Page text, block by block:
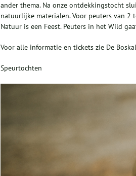
ander thema. Na onze ontdekkingstocht
natuurlijke materialen. Voor peuters van 2
Natuur is een Feest. Peuters in het Wild
Voor alle informatie en tickets zie De
Speurtochten